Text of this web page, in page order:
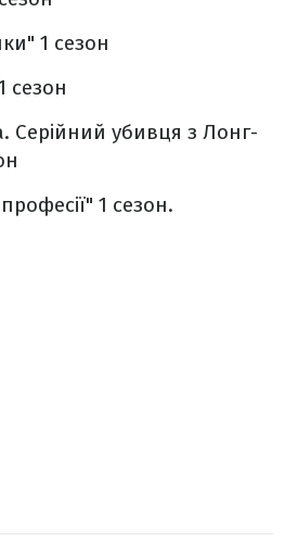
1 сезон
сезон
Серійний убивця з Лонг-
1 сезон.